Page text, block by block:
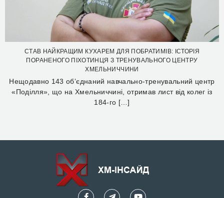
СТАВ НАЙКРАЩИМ КУХАРЕМ ДЛЯ ПОБРАТИМІВ: ІСТОРІЯ
ПОРАНЕНОГО ПІХОТИНЦЯ З ТРЕНУВАЛЬНОГО ЦЕНТРУ
ХМЕЛЬНИЧЧИНИ
Нещодавно 143 об’єднаний навчально-тренувальний центр
«Поділля», що на Хмельниччині, отримав лист від колег із
184-го […]